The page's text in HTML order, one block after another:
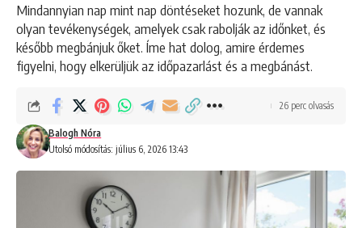
Mindannyian nap mint nap döntéseket hozunk, de vannak
olyan tevékenységek, amelyek csak rabolják az időnket, és
később megbánjuk őket. Íme hat dolog, amire érdemes
figyelni, hogy elkerüljük az időpazarlást és a megbánást.
Utolsó módosítás: július 6, 2026 13:43
Balogh Nóra
26 perc olvasás